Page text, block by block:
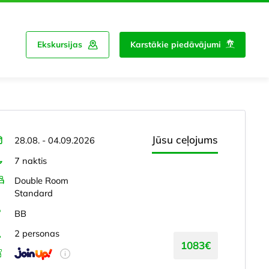
Ekskursijas Karstākie piedāvājumi
28.08. - 04.09.2026
7 naktis
Double Room
Standard
BB
2 personas
Jūsu ceļojums
1083€